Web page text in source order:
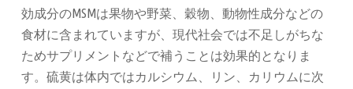
効成分のMSMは果物や野菜、穀物、動物性成分などの
食材に含まれていますが、現代社会では不足しがちな
ためサプリメントなどで補うことは効果的となりま
す。硫黄は体内ではカルシウム、リン、カリウムに次